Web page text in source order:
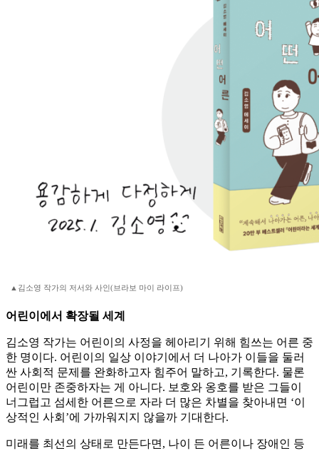
▲김소영 작가의 저서와 사인(브라보 마이 라이프)
어린이에서 확장될 세계
김소영 작가는 어린이의 사정을 헤아리기 위해 힘쓰는 어른 중
한 명이다. 어린이의 일상 이야기에서 더 나아가 이들을 둘러
싼 사회적 문제를 완화하고자 힘주어 말하고, 기록한다. 물론
어린이만 존중하자는 게 아니다. 보호와 옹호를 받은 그들이
너그럽고 섬세한 어른으로 자라 더 많은 차별을 찾아내면 ‘이
상적인 사회’에 가까워지지 않을까 기대한다.
미래를 최선의 상태로 만든다면, 나이 든 어른이나 장애인 등